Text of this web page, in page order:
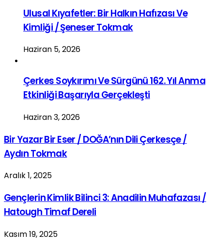
Ulusal Kıyafetler: Bir Halkın Hafızası Ve
Kimliği / Şeneser Tokmak
Haziran 5, 2026
Çerkes Soykırımı Ve Sürgünü 162. Yıl Anma
Etkinliği Başarıyla Gerçekleşti
Haziran 3, 2026
Bir Yazar Bir Eser / DOĞA’nın Dili Çerkesçe /
Aydın Tokmak
Aralık 1, 2025
Gençlerin Kimlik Bilinci 3: Anadilin Muhafazası /
Hatough Timaf Dereli
Kasım 19, 2025